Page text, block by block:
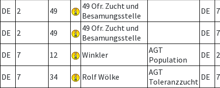
DE 2 49
49 Ofr. Zucht und
Besamungsstelle
DE 7
DE 2 49
49 Ofr. Zucht und
Besamungsstelle
DE 7
DE 7 12 Winkler
AGT
Population
DE 2
DE 7 34 Rolf Wölke
AGT
Toleranzzucht DE 7